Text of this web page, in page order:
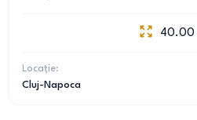
40.00
Locație:
Cluj-Napoca